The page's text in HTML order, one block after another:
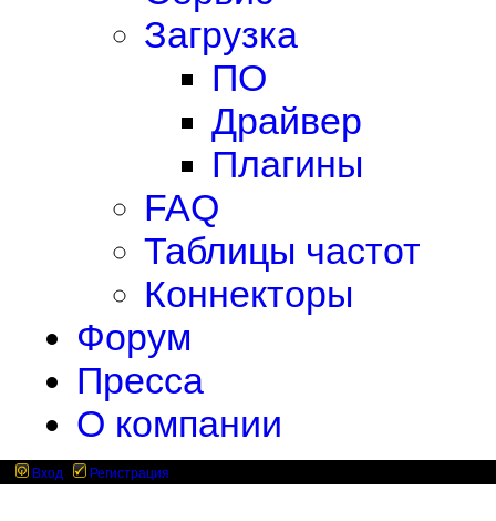
Загрузка
ПО
Драйвер
Плагины
FAQ
Таблицы частот
Коннекторы
Форум
Пресса
О компании
Вход Регистрация